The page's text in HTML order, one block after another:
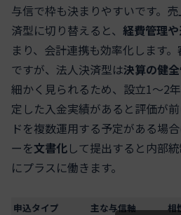
与信で枠も決まりやすいです。
済型に切り替えると、 経費管理
まり、会計連携も効率化します
ですが、法人決済型は決算の健
細かく見られるため、設立1～2
定した入金実績があると評価が
ドを複数運用する予定がある場
ーを文書化して提出すると内部
にプラスに働きます。
申込タイプ 主な与信軸 相